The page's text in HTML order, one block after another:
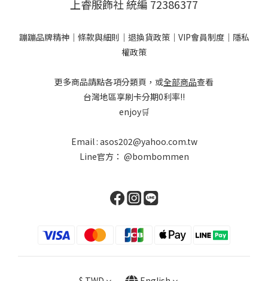
上睿服飾社 統編 72386377
蹦蹦品牌精神｜ 條款與細則 ｜ 退換貨政策｜ VIP會員制度｜ 隱私
權政策
更多商品請點各項分類頁，或全部商品查看
台灣地區享刷卡分期0利率!!
enjoy🛒
Email : asos202@yahoo.com.tw
Line官方： @bombommen